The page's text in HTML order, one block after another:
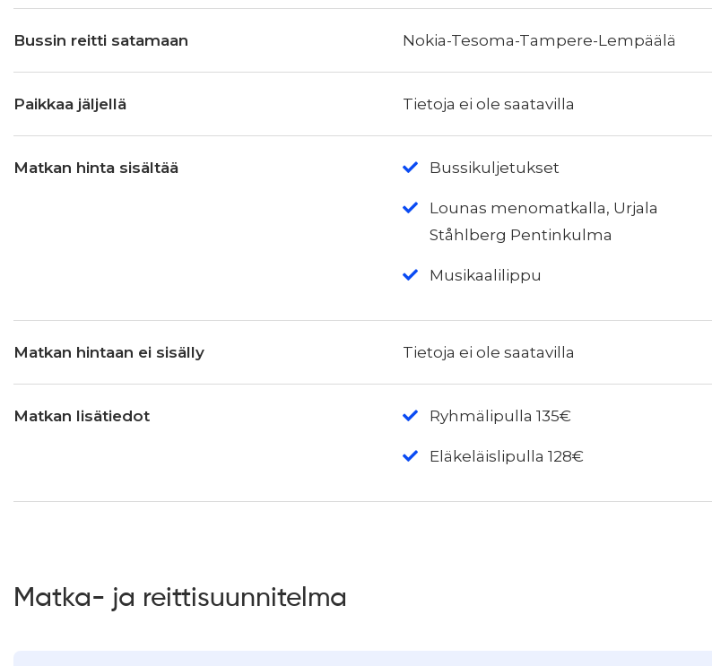
Bussin reitti satamaan Nokia-Tesoma-Tampere-Lempäälä
Paikkaa jäljellä Tietoja ei ole saatavilla
Matkan hinta sisältää Bussikuljetukset
Lounas menomatkalla, Urjala
Ståhlberg Pentinkulma
Musikaalilippu
Matkan hintaan ei sisälly Tietoja ei ole saatavilla
Matkan lisätiedot Ryhmälipulla 135€
Eläkeläislipulla 128€
Matka- ja reittisuunnitelma